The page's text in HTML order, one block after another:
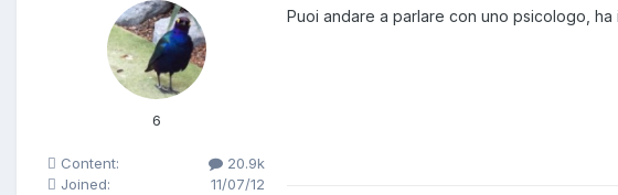
6
Content:
20.9k
Joined:
11/07/12
Puoi andare a parlare con uno psicologo,